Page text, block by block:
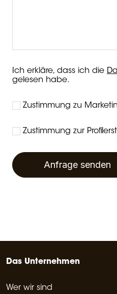
Ich erkläre, dass ich die
gelesen habe.
Zustimmung zu
Zustimmung zur
Anfrage senden
Das Unternehmen
Wer wir sind